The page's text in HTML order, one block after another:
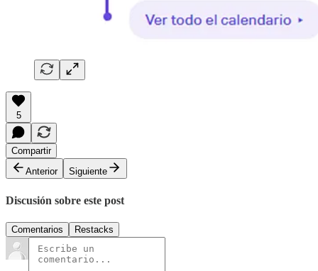
5
Compartir
Anterior
Siguiente
Discusión sobre este post
Comentarios Restacks